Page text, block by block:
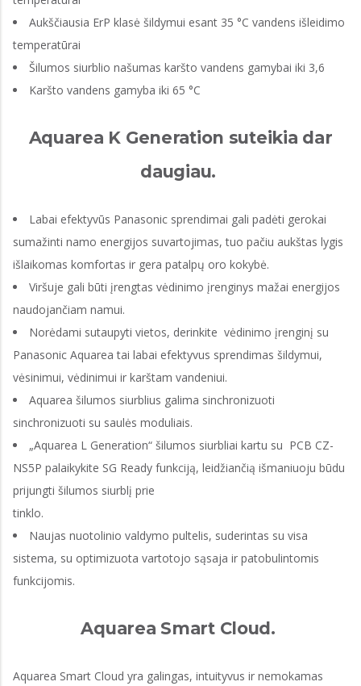
Aukščiausia ErP klasė šildymui esant 35 °C vandens išleidimo
temperatūrai
Šilumos siurblio našumas karšto vandens gamybai iki 3,6
Karšto vandens gamyba iki 65 °C
Aquarea K Generation suteikia dar
daugiau.
Labai efektyvūs Panasonic sprendimai gali padėti gerokai
sumažinti namo energijos suvartojimas, tuo pačiu aukštas lygis
išlaikomas komfortas ir gera patalpų oro kokybė.
Viršuje gali būti įrengtas vėdinimo įrenginys mažai energijos
naudojančiam namui.
Norėdami sutaupyti vietos, derinkite vėdinimo įrenginį su
Panasonic Aquarea tai labai efektyvus sprendimas šildymui,
vėsinimui, vėdinimui ir karštam vandeniui.
Aquarea šilumos siurblius galima sinchronizuoti
sinchronizuoti su saulės moduliais.
„Aquarea L Generation“ šilumos siurbliai kartu su PCB CZ-
NS5P palaikykite SG Ready funkciją, leidžiančią išmaniuoju būdu
prijungti šilumos siurblį prie
tinklo.
Naujas nuotolinio valdymo pultelis, suderintas su visa
sistema, su optimizuota vartotojo sąsaja ir patobulintomis
funkcijomis.
Aquarea Smart Cloud.
Aquarea Smart Cloud yra galingas, intuityvus ir nemokamas